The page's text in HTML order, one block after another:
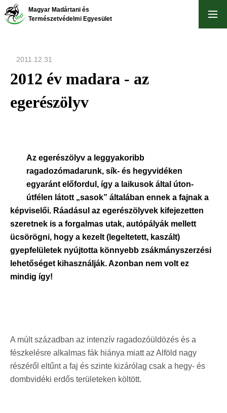
Ugrás
Magyar Madártani és
Természetvédelmi Egyesület
2011.12.31
2012 év madara - az
egerészölyv
Az egerészölyv a leggyakoribb
ragadozómadarunk, sík- és hegyvidéken
egyaránt előfordul, így a laikusok által úton-
útfélen látott „sasok” általában ennek a fajnak a
képviselői. Ráadásul az egerészölyvek kifejezetten
szeretnek is a forgalmas utak, autópályák mellett
ücsörögni, hogy a kezelt (legeltetett, kaszált)
gyepfelületek nyújtotta könnyebb zsákmányszerzési
lehetőséget kihasználják. Azonban nem volt ez
mindig így!
A múlt században az intenzív ragadozóüldözés és a
fészkelésre alkalmas fák hiánya miatt az Alföld nagy
részéről eltűnt a faj és szinte kizárólag csak a hegy- és
dombvidéki erdős területeken költött.